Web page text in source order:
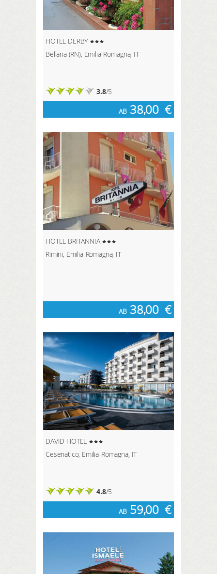
HOTEL DERBY
Bellaria (RN), Emilia-Romagna, IT
3.8/5
AB 38,00 €
HOTEL BRITANNIA
Rimini, Emilia-Romagna, IT
AB 38,00 €
DAVID HOTEL
Cesenatico, Emilia-Romagna, IT
4.8/5
AB 59,00 €